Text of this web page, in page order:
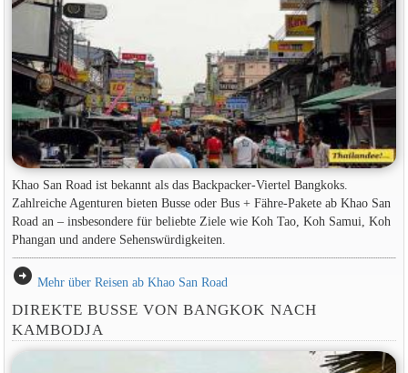
Khao San Road ist bekannt als das Backpacker-Viertel Bangkoks.
Zahlreiche Agenturen bieten Busse oder Bus + Fähre-Pakete ab Khao San
Road an – insbesondere für beliebte Ziele wie Koh Tao, Koh Samui, Koh
Phangan und andere Sehenswürdigkeiten.
arrow_circle_right Mehr über Reisen ab Khao San Road
DIREKTE BUSSE VON BANGKOK NACH
KAMBODJA